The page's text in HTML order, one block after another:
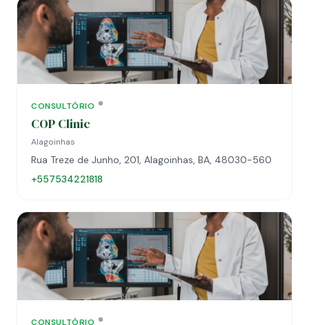
CONSULTÓRIO
COP Clinic
Alagoinhas
Rua Treze de Junho, 201, Alagoinhas, BA, 48030-560
+557534221818
CONSULTÓRIO